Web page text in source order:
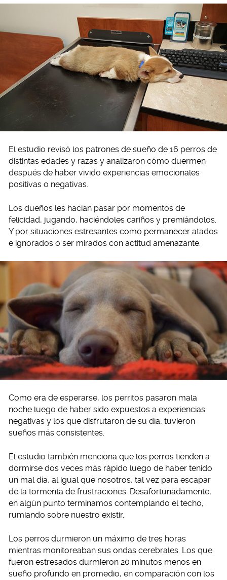
El estudio revisó los patrones de sueño de 16 perros de
distintas edades y razas y analizaron cómo duermen
después de haber vivido experiencias emocionales
positivas o negativas.
Los dueños les hacían pasar por momentos de
felicidad, jugando, haciéndoles cariños y premiándolos.
Y por situaciones estresantes como permanecer atados
e ignorados o ser mirados con actitud amenazante.
Como era de esperarse, los perritos pasaron mala
noche luego de haber sido expuestos a experiencias
negativas y los que disfrutaron de su día, tuvieron
sueños más consistentes.
El estudio también menciona que los perros tienden a
dormirse dos veces más rápido luego de haber tenido
un mal día, al igual que nosotros, tal vez para escapar
de la tormenta de frustraciones. Desafortunadamente,
en algún punto terminamos contemplando el techo,
rumiando sobre nuestro existir.
Los perros durmieron un máximo de tres horas
mientras monitoreaban sus ondas cerebrales. Los que
fueron estresados durmieron 20 minutos menos en
sueño profundo en promedio, en comparación con los